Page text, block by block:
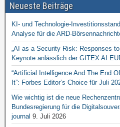
Neueste Beiträge
KI- und Technologie-
Analyse für die ARD-
„AI as a Security Risk: Responses
Keynote anlässlich der GITEX AI
“Artificial Intelligence And The End
It”: Forbes Editor’s Choice für Juli
Wie wichtig ist die neue
Bundesregierung für die
journal 9. Juli 2026